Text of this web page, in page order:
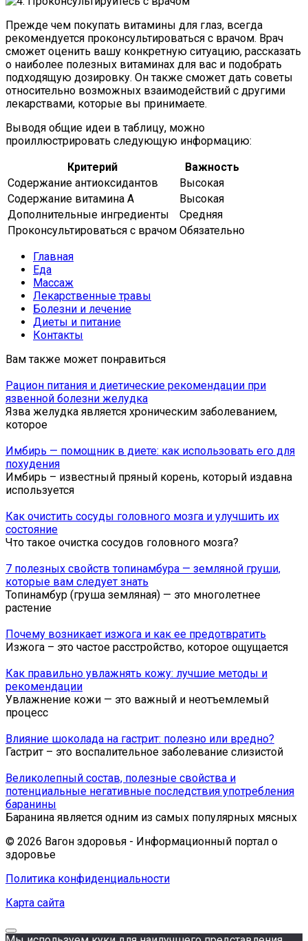
Прежде чем покупать витамины для глаз, всегда
рекомендуется проконсультироваться с врачом. Врач
сможет оценить вашу конкретную ситуацию, рассказать
о наиболее полезных витаминах для вас и подобрать
подходящую дозировку. Он также сможет дать советы
относительно возможных взаимодействий с другими
лекарствами, которые вы принимаете.
Выводя общие идеи в таблицу, можно
проиллюстрировать следующую информацию:
Критерий
Важность
Содержание антиоксидантов
Высокая
Содержание витамина А
Высокая
Дополнительные ингредиенты
Средняя
Проконсультироваться с врачом Обязательно
Главная
Еда
Массаж
Лекарственные травы
Болезни и лечение
Диеты и питание
Контакты
Вам также может понравиться
Рацион питания и диетические рекомендации при
язвенной болезни желудка
Язва желудка является хроническим заболеванием,
которое
Имбирь — помощник в диете: как использовать его для
похудения
Имбирь – известный пряный корень, который издавна
используется
Как очистить сосуды головного мозга и улучшить их
состояние
Что такое очистка сосудов головного мозга?
7 полезных свойств топинамбура — земляной груши,
которые вам следует знать
Топинамбур (груша земляная) — это многолетнее
растение
Почему возникает изжога и как ее предотвратить
Изжога – это частое расстройство, которое ощущается
Как правильно увлажнять кожу: лучшие методы и
рекомендации
Увлажнение кожи — это важный и неотъемлемый
процесс
Влияние шоколада на гастрит: полезно или вредно?
Гастрит – это воспалительное заболевание слизистой
Великолепный состав, полезные свойства и
потенциальные негативные последствия употребления
баранины
Баранина является одним из самых популярных мясных
© 2026 Вагон здоровья - Информационный портал о
здоровье
Политика конфиденциальности
Карта сайта